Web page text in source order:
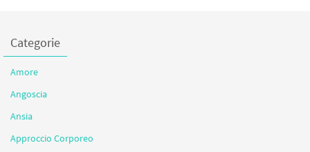
Categorie
Amore
Angoscia
Ansia
Approccio Corporeo